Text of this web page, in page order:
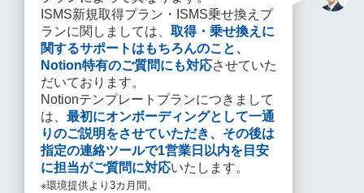
ISMS新規取得プラン・ISMS乗せ換えプ
ランに関しましては、 取得・乗せ換えに
関するサポートはもちろんのこと、
Notion特有のご質問にも対応させていた
だいております。
Notionテンプレートプランにつきまして
は、 最初にオンボーディングとして一通
りのご説明をさせていただき、その後は
指定の連絡ツールで1営業日以内を目安
に担当がご質問に対応いたします。
※環境提供より3カ月間。